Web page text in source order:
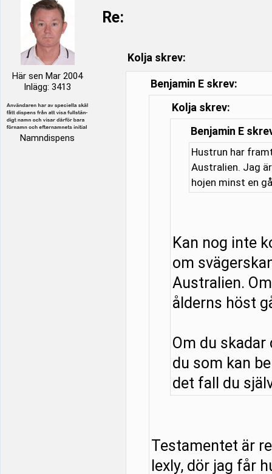
Här sen Mar 2004
Inlägg: 3413
Namndispens
Re:
Kolja skrev:
Benjamin E skrev:
Kolja skrev:
Benjamin E
Hustrun har
Australien. Jag
hojen minst en
Kan nog inte
om
Australien.
ålderns höst
Om du
du som kan
det fall du
Testamentet är
lexly, dör jag får